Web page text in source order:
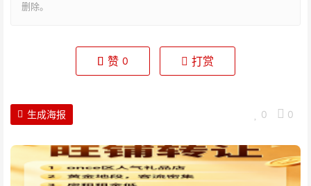
删除。
赞 0 打赏
0 0
生成海报